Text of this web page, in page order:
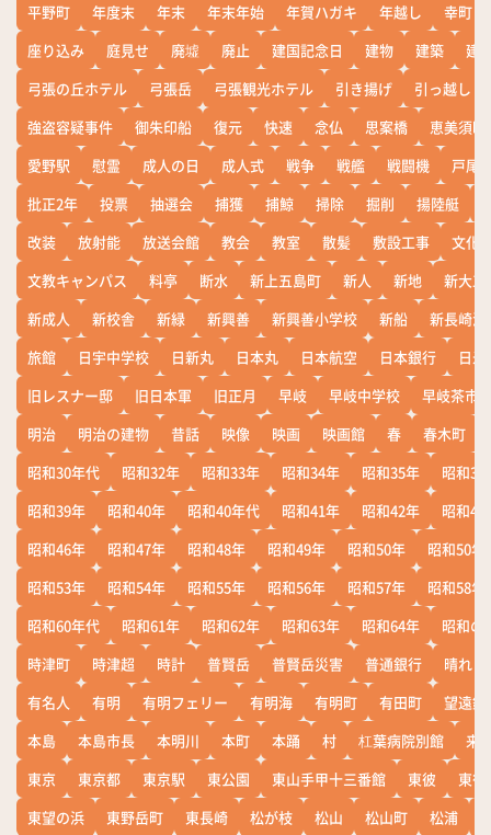
平野町
年度末 年末 年末年始 年賀ハガキ 年越し
幸町
座り込み
庭見せ 廃墟 廃止 建国記念日 建物 建築
建
弓張の丘ホテル
弓張岳 弓張観光ホテル 引き揚げ
引っ越し
強盗容疑事件
御朱印船 復元 快速 念仏 思案橋
恵美須町
愛野駅
慰霊 成人の日 成人式 戦争 戦艦 戦闘機
戸尾
批正2年
投票 抽選会 捕獲 捕鯨 掃除 掘削 揚陸艇
改装
放射能 放送会館 教会 教室 散髪 敷設工事
文化
文教キャンパス
料亭 断水 新上五島町 新人 新地
新大工
新成人
新校舎 新緑 新興善 新興善小学校 新船
新長崎漁
旅館
日宇中学校 日新丸 日本丸 日本航空 日本銀行
日
旧レスナー邸
旧日本軍 旧正月 早岐 早岐中学校
早岐茶市
明治
明治の建物 昔話 映像 映画 映画館 春 春木町
昭和30年代
昭和32年 昭和33年 昭和34年 昭和35年
昭和36
昭和39年
昭和40年 昭和40年代 昭和41年 昭和42年
昭和43
昭和46年
昭和47年 昭和48年 昭和49年 昭和50年
昭和50年
昭和53年
昭和54年 昭和55年 昭和56年 昭和57年
昭和58年
昭和60年代
昭和61年 昭和62年 昭和63年 昭和64年
昭和の
時津町
時津超 時計 普賢岳 普賢岳災害 普通銀行
晴れ
有名人
有明 有明フェリー 有明海 有明町 有田町
望遠鏡
本島
本島市長 本明川 本町 本踊 村 杠葉病院別館
来
東京
東京都 東京駅 東公園 東山手甲十三番館 東彼
東彼
東望の浜
東野岳町 東長崎 松が枝 松山 松山町 松浦